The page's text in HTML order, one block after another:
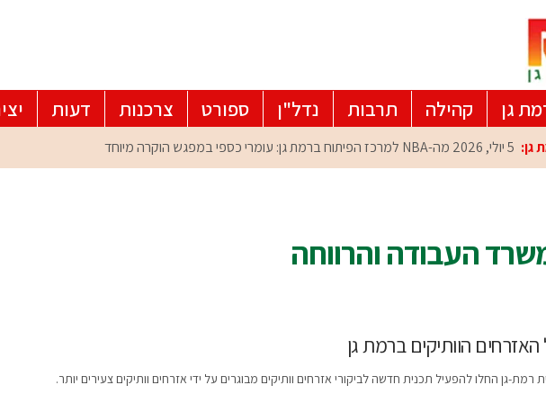
גן קהילה תרבות נדל"ן ספורט צרכנות דעות
גן: 5 יולי, 2026 מה-NBA למרכז הפיתוח ברמת גן: עומרי כספי במפגש הוקרה מיוחד
העבודה והרווחה
הוותיקים ברמת גן
רמת-גן החלו להפעיל תכנית חדשה לביקורי אזרחים וותיקים מבוגרים על ידי אזרחים וותיקים צעירים יותר.